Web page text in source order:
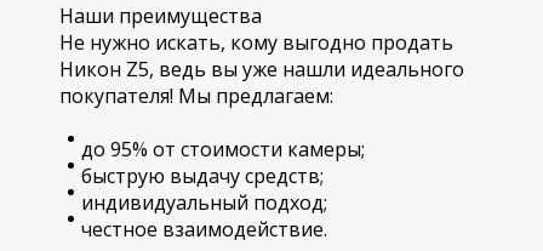
Наши преимущества
Не нужно искать, кому выгодно продать
Никон Z5, ведь вы уже нашли идеального
покупателя! Мы предлагаем:
до 95% от стоимости камеры;
быструю выдачу средств;
индивидуальный подход;
честное взаимодействие.